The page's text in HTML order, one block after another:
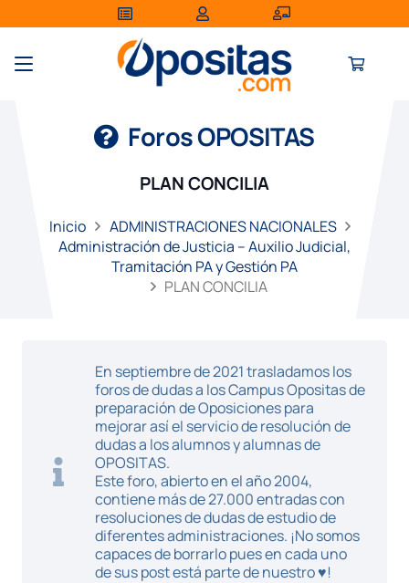
Foros OPOSITAS
PLAN CONCILIA
Inicio
ADMINISTRACIONES NACIONALES
Administración de Justicia – Auxilio Judicial,
Tramitación PA y Gestión PA
PLAN CONCILIA
En septiembre de 2021 trasladamos los
foros de dudas a los Campus Opositas de
preparación de Oposiciones para
mejorar así el servicio de resolución de
dudas a los alumnos y alumnas de
OPOSITAS.
Este foro, abierto en el año 2004,
contiene más de 27.000 entradas con
resoluciones de dudas de estudio de
diferentes administraciones. ¡No somos
capaces de borrarlo pues en cada uno
de sus post está parte de nuestro ♥!